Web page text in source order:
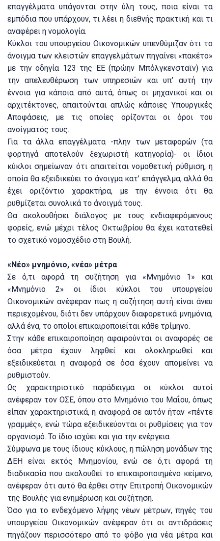
επαγγέλματα υπάγονται στην ύλη τους, ποια είναι τα
εμπόδια που υπάρχουν, τι λέει η διεθνής πρακτική και τι
αναφέρει η νομολογία.
Κύκλοι του υπουργείου Οικονομικών υπενθύμιζαν ότι το
άνοιγμα των κλειστών επαγγελμάτων πηγαίνει «πακέτο»
με την οδηγία 123 της ΕΕ (πρώην Μπόλγκενσταϊν) για
την απελευθέρωση των υπηρεσιών και υπ’ αυτή την
έννοια για κάποια από αυτά, όπως οι μηχανικοί και οι
αρχιτέκτονες, απαιτούνται απλώς κάποιες Υπουργικές
Αποφάσεις, με τις οποίες ορίζονται οι όροι του
ανοίγματός τους.
Για τα άλλα επαγγέλματα -πλην των μεταφορών (τα
φορτηγά αποτελούν ξεχωριστή κατηγορία)- οι ίδιοι
κύκλοι σημείωναν ότι απαιτείται νομοθετική ρύθμιση, η
οποία θα εξειδικεύει το άνοιγμα κατ’ επάγγελμα, αλλά θα
έχει οριζόντιο χαρακτήρα, με την έννοια ότι θα
ρυθμίζεται συνολικά το άνοιγμά τους.
Θα ακολουθήσει διάλογος με τους ενδιαφερόμενους
φορείς, ενώ μέχρι τέλος Οκτωβρίου θα έχει κατατεθεί
το σχετικό νομοσχέδιο στη Βουλή.
«Νέο» μνημόνιο, «νέα» μέτρα
Σε ό,τι αφορά τη συζήτηση για «Μνημόνιο 1» και
«Μνημόνιο 2» οι ίδιοι κύκλοι του υπουργείου
Οικονομικών ανέφεραν πως η συζήτηση αυτή είναι άνευ
περιεχομένου, διότι δεν υπάρχουν διαφορετικά μνημόνια,
αλλά ένα, το οποίοι επικαιροποιείται κάθε τρίμηνο.
Στην κάθε επικαιροποίηση αφαιρούνται οι αναφορές σε
όσα μέτρα έχουν ληφθεί και ολοκληρωθεί και
εξειδικεύεται η αναφορά σε όσα έχουν απομείνει να
ρυθμιστούν.
Ως χαρακτηριστικό παράδειγμα οι κύκλοι αυτοί
ανέφεραν τον ΟΣΕ, όπου στο Μνημόνιο του Μαΐου, όπως
είπαν χαρακτηριστικά, η αναφορά σε αυτόν ήταν «πέντε
γραμμές», ενώ τώρα εξειδικεύονται οι ρυθμίσεις για τον
οργανισμό. Το ίδιο ισχύει και για την ενέργεια.
Σύμφωνα με τους ίδιους κύκλους, η πώληση μονάδων της
ΔΕΗ είναι εκτός Μνημονίου, ενώ σε ό,τι αφορά τη
διαδικασία που ακολουθεί το επικαιροποιημένο κείμενο,
ανέφεραν ότι αυτό θα έρθει στην Επιτροπή Οικονομικών
της Βουλής για ενημέρωση και συζήτηση.
Όσο για το ενδεχόμενο λήψης νέων μέτρων, πηγές του
υπουργείου Οικονομικών ανέφεραν ότι οι αντιδράσεις
πηγάζουν περισσότερο από το φόβο για νέα μέτρα και